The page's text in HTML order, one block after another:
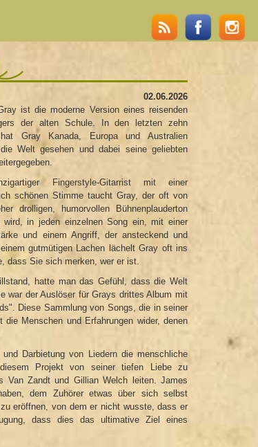
02.06.2026
ist die moderne Version eines reisenden
der alten Schule. In den letzten zehn
Gray Kanada, Europa und Australien
Welt gesehen und dabei seine geliebten
Fingerstyle-Gitarrist mit einer
schönen Stimme taucht Gray, der oft von
drolligen, humorvollen Bühnenplauderton
wird, in jeden einzelnen Song ein, mit einer
und einem Angriff, der ansteckend und
gutmütigen Lachen lächelt Gray oft ins
dass Sie sich merken, wer er ist.
hatte man das Gefühl, dass die Welt
war der Auslöser für Grays drittes Album mit
Diese Sammlung von Songs, die in seiner
Menschen und Erfahrungen wider, denen
Darbietung von Liedern die menschliche
Projekt von seiner tiefen Liebe zu
Van Zandt und Gillian Welch leiten. James
dem Zuhörer etwas über sich selbst
eröffnen, von dem er nicht wusste, dass er
dass dies das ultimative Ziel eines